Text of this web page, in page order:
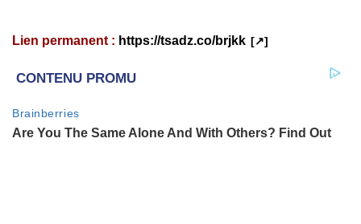
Lien permanent : https://tsadz.co/brjkk